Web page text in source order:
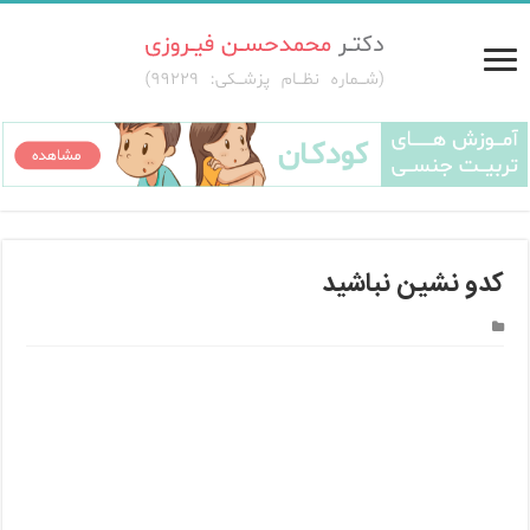
کدو نشین نباشید